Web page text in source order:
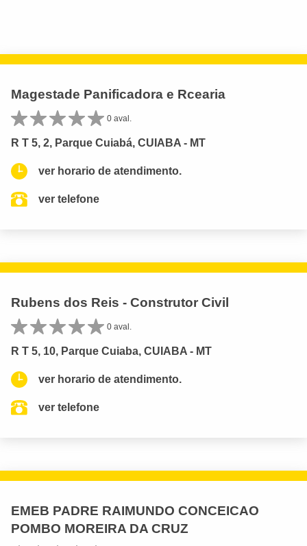
Magestade Panificadora e Rcearia
0 aval.
R T 5, 2, Parque Cuiabá, CUIABA - MT
ver horario de atendimento.
ver telefone
Rubens dos Reis - Construtor Civil
0 aval.
R T 5, 10, Parque Cuiaba, CUIABA - MT
ver horario de atendimento.
ver telefone
EMEB PADRE RAIMUNDO CONCEICAO
POMBO MOREIRA DA CRUZ